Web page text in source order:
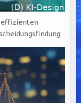
effizienten